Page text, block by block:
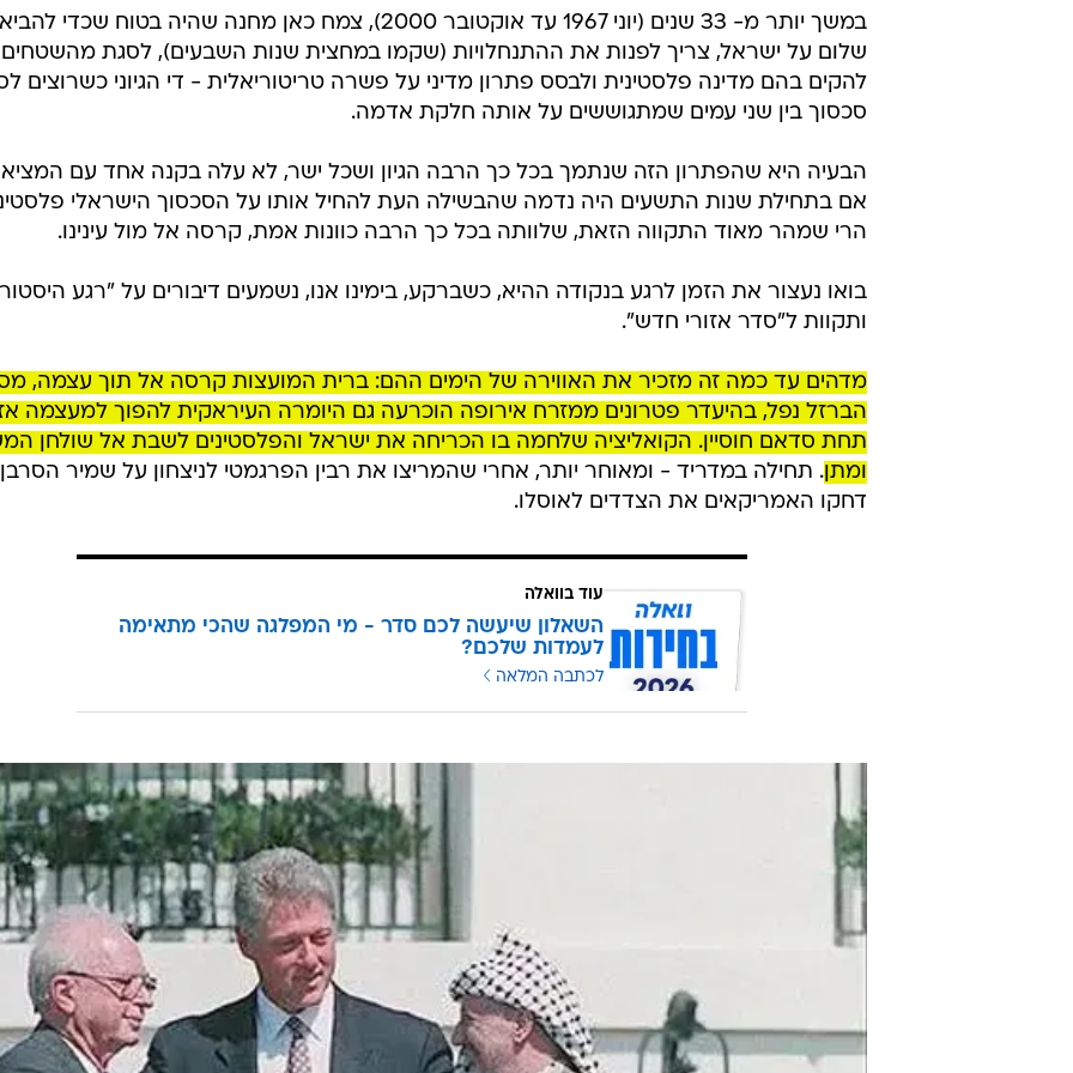
במשך יותר מ- 33 שנים (יוני 1967 עד אוקטובר 2000), צמח כאן מחנה שהיה בטוח שכדי להביא
שלום על ישראל, צריך לפנות את ההתנחלויות (שקמו במחצית שנות השבעים), לסגת
להקים בהם מדינה פלסטינית ולבסס פתרון מדיני על פשרה טריטוריאלית - די הגיוני כשרוצים
סכסוך בין שני עמים שמתגוששים על אותה חלקת אדמה.
הבעיה היא שהפתרון הזה שנתמך בכל כך הרבה הגיון ושכל ישר, לא עלה בקנה אחד עם
אם בתחילת שנות התשעים היה נדמה שהבשילה העת להחיל אותו על הסכסוך הישראלי
הרי שמהר מאוד התקווה הזאת, שלוותה בכל כך הרבה כוונות אמת, קרסה אל מול עינינו.
בואו נעצור את הזמן לרגע בנקודה ההיא, כשברקע, בימינו אנו, נשמעים דיבורים על "רגע
ותקוות ל"סדר אזורי חדש".
מדהים עד כמה זה מזכיר את האווירה של הימים ההם: ברית המועצות קרסה אל תוך עצמה,
הברזל נפל, בהיעדר פטרונים ממזרח אירופה הוכרעה גם היומרה העיראקית להפוך למעצמה
תחת סדאם חוסיין. הקואליציה שלחמה בו הכריחה את ישראל והפלסטינים לשבת אל שולחן
ומתן. תחילה במדריד - ומאוחר יותר, אחרי שהמריצו את רבין הפרגמטי לניצחון על שמיר
דחקו האמריקאים את הצדדים לאוסלו.
עוד בוואלה
השאלון שיעשה לכם סדר - מי המפלגה שהכי מתאימה
לעמדות שלכם?
לכתבה המלאה